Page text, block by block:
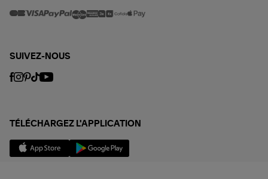
SUIVEZ-NOUS
TÉLÉCHARGEZ L'APPLICATION